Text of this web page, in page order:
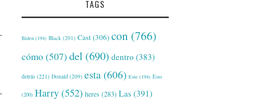
TAGS
Biden (194) Black (201) Cast (306) con (766)
cómo (507)del (690) dentro (383)
detrás (221) Donald (209) esta (606) Este (194) Esto
(200) Harry (552) heres (283) Las (391)